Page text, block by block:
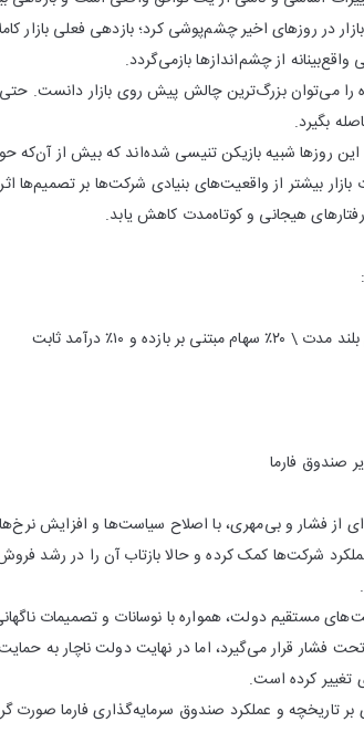
بازار در روزهای اخیر چشم‌پوشی کرد؛ بازدهی فعلی بازار
واقع‌بینانه از چشم‌اندازها بازمی‌گردد.
را می‌توان بزرگ‌ترین چالش پیش روی بازار دانست.
بگیرد.
این روزها شبیه بازیکن تنیسی شده‌اند که بیش از
بازار بیشتر از واقعیت‌های بنیادی شرکت‌ها بر
هیجانی و کوتاه‌مدت کاهش یابد.
از فشار و بی‌مهری، با اصلاح سیاست‌ها و افزایش
شرکت‌ها کمک کرده و حالا بازتاب آن را در رشد
مستقیم دولت، همواره با نوسانات و تصمیمات
فشار قرار می‌گیرد، اما در نهایت دولت ناچار به
تغییر کرده است.
بر تاریخچه و عملکرد صندوق سرمایه‌گذاری فارما صورت